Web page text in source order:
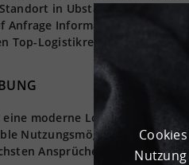
in Ubstadt-Weiher für
Anfrage Informationen zu den
Top-Logistikregionen des
moderne
Nutzungsmöglichkeiten für
Ansprüchen an